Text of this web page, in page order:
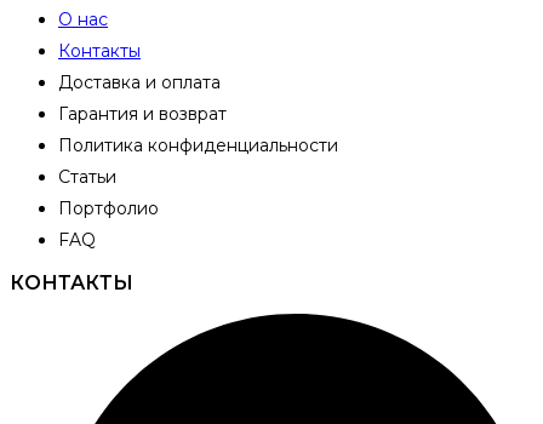
О нас
Контакты
Доставка и оплата
Гарантия и возврат
Политика конфиденциальности
Статьи
Портфолио
FAQ
КОНТАКТЫ